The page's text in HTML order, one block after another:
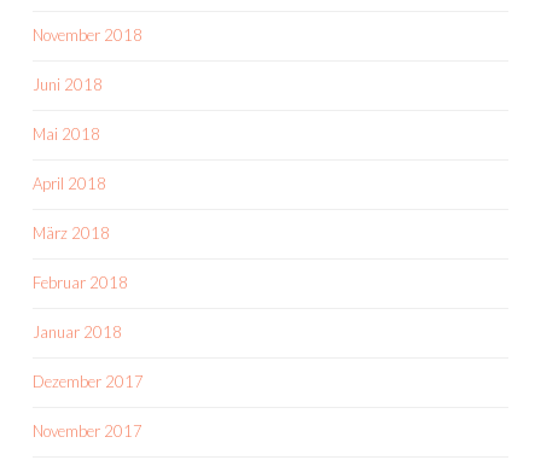
November 2018
Juni 2018
Mai 2018
April 2018
März 2018
Februar 2018
Januar 2018
Dezember 2017
November 2017